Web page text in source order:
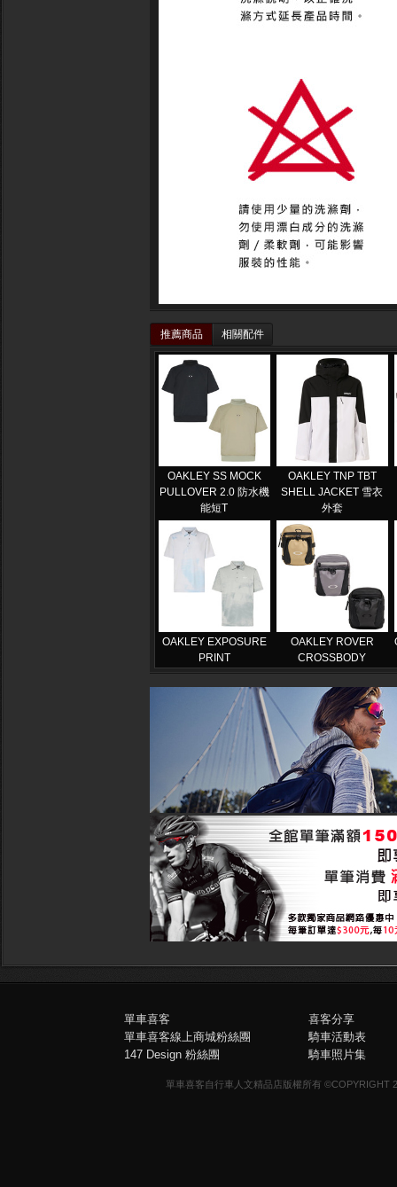
推薦商品 相關配件
OAKLEY SS MOCK
PULLOVER 2.0 防水機
能短T
OAKLEY TNP TBT
SHELL JACKET 雪衣
外套
OAKLEY EXPOSURE
PRINT
OAKLEY ROVER
CROSSBODY
單車喜客
單車喜客線上商城粉絲團
147 Design 粉絲團
喜客分享
騎車活動表
騎車照片集
單車喜客自行車人文精品店版權所有